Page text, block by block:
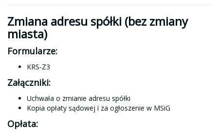
Zmiana adresu spółki (bez zmiany
miasta)
Formularze:
KRS-Z3
Załączniki:
Uchwała o zmianie adresu spółki
Kopia opłaty sądowej i za ogłoszenie w MSiG
Opłata: